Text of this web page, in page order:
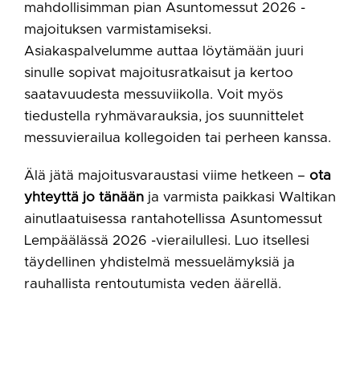
mahdollisimman pian Asuntomessut 2026 -
majoituksen varmistamiseksi.
Asiakaspalvelumme auttaa löytämään juuri
sinulle sopivat majoitusratkaisut ja kertoo
saatavuudesta messuviikolla. Voit myös
tiedustella ryhmävarauksia, jos suunnittelet
messuvierailua kollegoiden tai perheen kanssa.
Älä jätä majoitusvaraustasi viime hetkeen – ota
yhteyttä jo tänään ja varmista paikkasi Waltikan
ainutlaatuisessa rantahotellissa Asuntomessut
Lempäälässä 2026 -vierailullesi. Luo itsellesi
täydellinen yhdistelmä messuelämyksiä ja
rauhallista rentoutumista veden äärellä.